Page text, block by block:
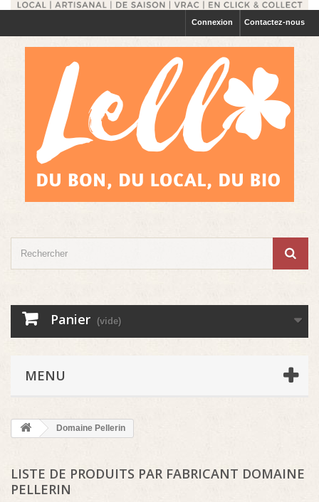
Contactez-nous
Connexion
Panier (vide)
MENU
Domaine Pellerin
LISTE DE PRODUITS PAR FABRICANT DOMAINE
PELLERIN